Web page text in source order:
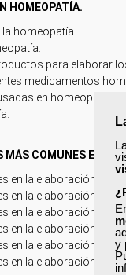
y
HOMEOPATÍA.
homeopatía.
para elaborar
medicamentos
en homeopatía.
MÁS COMUNES EN
en la elaboración de
en la elaboración de
en la elaboración de
en la elaboración de
en la elaboración de
en la elaboración de